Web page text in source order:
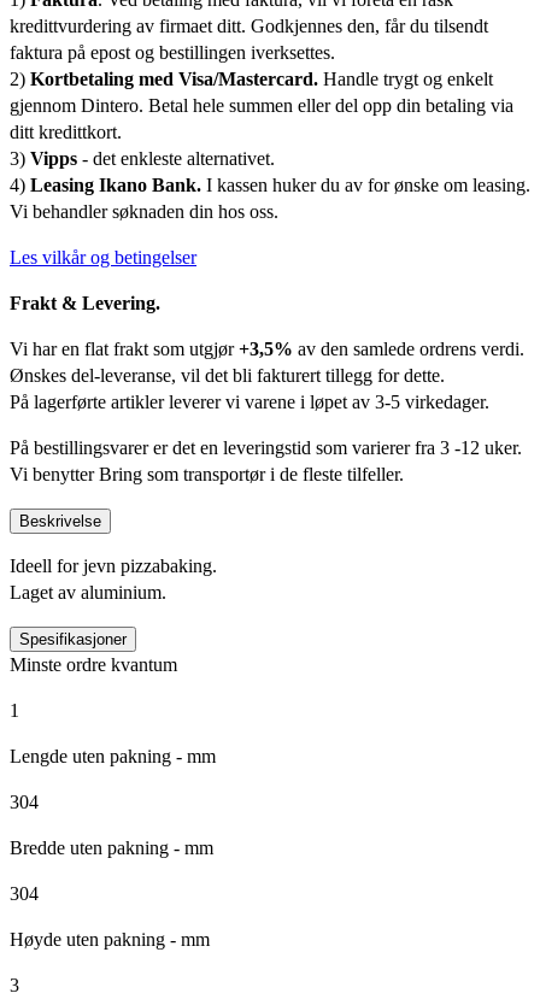
kredittvurdering av firmaet ditt. Godkjennes den, får du tilsendt
faktura på epost og bestillingen iverksettes.
2) Kortbetaling med Visa/Mastercard. Handle trygt og enkelt
gjennom Dintero. Betal hele summen eller del opp din betaling via
ditt kredittkort.
3) Vipps - det enkleste alternativet.
4) Leasing Ikano Bank. I kassen huker du av for ønske om leasing.
Vi behandler søknaden din hos oss.
Les vilkår og betingelser
Frakt & Levering.
Vi har en flat frakt som utgjør+3,5% av den samlede ordrens verdi.
Ønskes del-leveranse, vil det bli fakturert tillegg for dette.
På lagerførte artikler leverer vi varene i løpet av 3-5 virkedager.
På bestillingsvarer er det en leveringstid som varierer fra 3 -12 uker.
Vi benytter Bring som transportør i de fleste tilfeller.
Beskrivelse
Ideell for jevn pizzabaking.
Laget av aluminium.
Spesifikasjoner
Minste ordre kvantum
1
Lengde uten pakning - mm
304
Bredde uten pakning - mm
304
Høyde uten pakning - mm
3